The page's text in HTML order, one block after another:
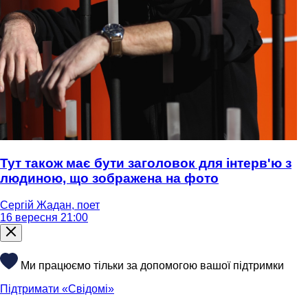
Тут також має бути заголовок для інтерв'ю з
людиною, що зображена на фото
Сергій Жадан, поет
16 вересня 21:00
Ми працюємо тільки за допомогою вашої підтримки
Підтримати «Свідомі»